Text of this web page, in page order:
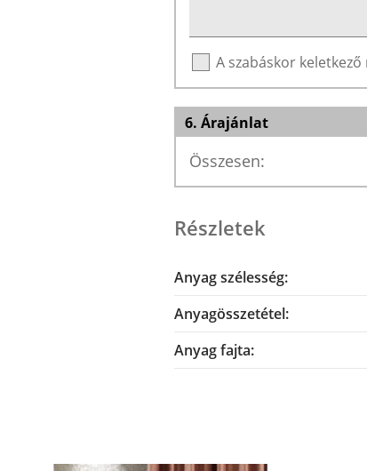
A szabáskor
6. Árajánlat
Összesen:
Részletek
Anyag szélesség:
Anyagösszetétel:
Anyag fajta: